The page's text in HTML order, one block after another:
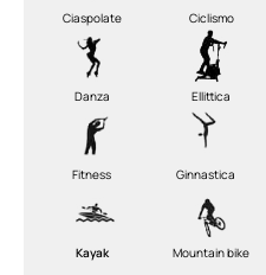
Ciaspolate Ciclismo
Danza Ellittica
Fitness Ginnastica
Kayak Mountain bike